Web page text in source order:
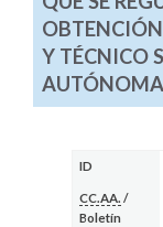
Y TÉCNICO
AUTÓNOMA
ID
CC.AA. /
Boletín